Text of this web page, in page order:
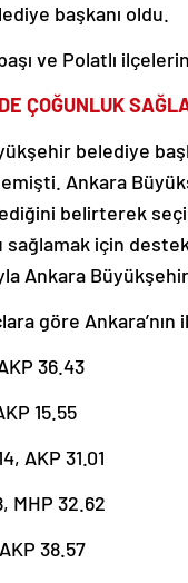
başkanı oldu.
ve Polatlı
ÇOĞUNLUK
belediye
Ankara
belirterek
için
Ankara
göre
36.43
15.55
AKP 31.01
MHP 32.62
38.57